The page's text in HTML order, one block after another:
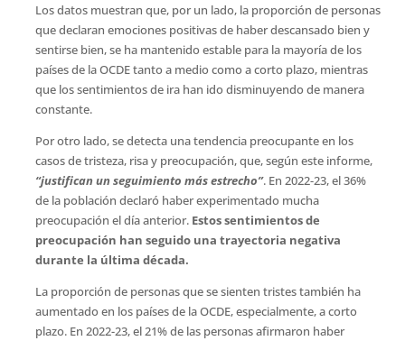
Los datos muestran que, por un lado, la proporción de personas
que declaran emociones positivas de haber descansado bien y
sentirse bien, se ha mantenido estable para la mayoría de los
países de la OCDE tanto a medio como a corto plazo, mientras
que los sentimientos de ira han ido disminuyendo de manera
constante.
Por otro lado, se detecta una tendencia preocupante en los
casos de tristeza, risa y preocupación, que, según este informe,
“justifican un seguimiento más estrecho”. En 2022-23, el 36%
de la población declaró haber experimentado mucha
preocupación el día anterior. Estos sentimientos de
preocupación han seguido una trayectoria negativa
durante la última década.
La proporción de personas que se sienten tristes también ha
aumentado en los países de la OCDE, especialmente, a corto
plazo. En 2022-23, el 21% de las personas afirmaron haber